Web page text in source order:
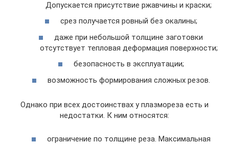
Допускается присутствие ржавчины и краски;
срез получается ровный без окалины;
даже при небольшой толщине заготовки
отсутствует тепловая деформация поверхности;
безопасность в эксплуатации;
возможность формирования сложных резов.
Однако при всех достоинствах у плазмореза есть и
недостатки. К ним относятся:
ограничение по толщине реза. Максимальная